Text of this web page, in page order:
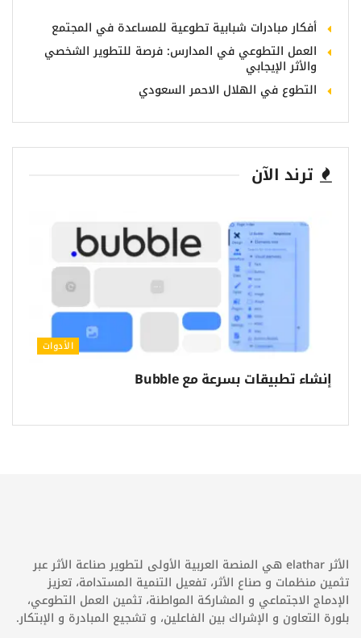
أفكار مبادرات شبابية تطوعية للمساعدة في المجتمع
العمل التطوعي في المدارس: فرصة للتطوير الشخصي
والأثر الإيجابي
التطوع في الهلال الاحمر السعودي
ترند الآن
الأدوات
إنشاء تطبيقات بسرعة مع Bubble
الأثر elathar هي المنصة العربية الأولى لتطوير صناعة الأثر عبر
تثمين منظمات و صناع الأثر، تفعيل التنمية المستدامة، تعزيز
الإدماج الاجتماعي و المشاركة المواطنة، تثمين العمل التطوعي،
بلورة التعاون و الإشراك بين الفاعلين، و تشجيع المبادرة و الإبتكار.